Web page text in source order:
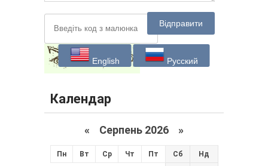
Відправити
English Русский
Календар
« Серпень 2026 »
Пн Вт Ср Чт Пт Сб Нд